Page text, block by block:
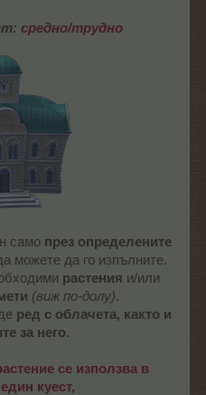
средно/трудно
само през определените
можете да го изпълните.
растения и/или
(виж по-долу).
ред с облачета, както и
за него.
се използва в
куест,